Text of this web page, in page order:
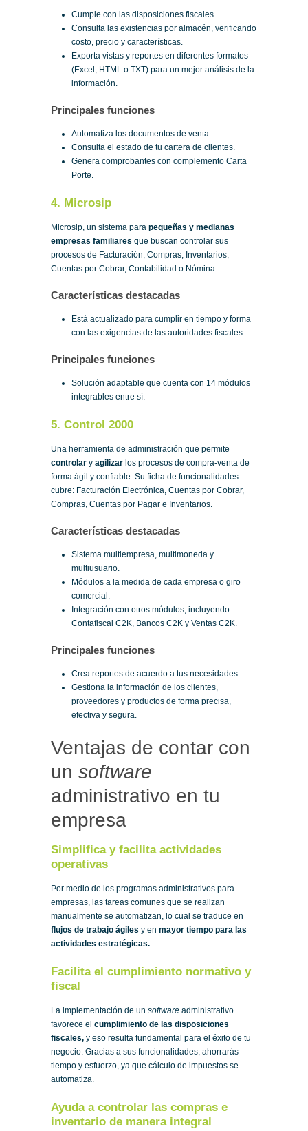
Cumple con las disposiciones fiscales.
Consulta las existencias por almacén, verificando
costo, precio y características.
Exporta vistas y reportes en diferentes formatos
(Excel, HTML o TXT) para un mejor análisis de la
información.
Principales funciones
Automatiza los documentos de venta.
Consulta el estado de tu cartera de clientes.
Genera comprobantes con complemento Carta
Porte.
4. Microsip
Microsip, un sistema para pequeñas y medianas
empresas familiares que buscan controlar sus
procesos de Facturación, Compras, Inventarios,
Cuentas por Cobrar, Contabilidad o Nómina.
Características destacadas
Está actualizado para cumplir en tiempo y forma
con las exigencias de las autoridades fiscales.
Principales funciones
Solución adaptable que cuenta con 14 módulos
integrables entre sí.
5. Control 2000
Una herramienta de administración que permite
controlar y agilizar los procesos de compra-venta de
forma ágil y confiable. Su ficha de funcionalidades
cubre: Facturación Electrónica, Cuentas por Cobrar,
Compras, Cuentas por Pagar e Inventarios.
Características destacadas
Sistema multiempresa, multimoneda y
multiusuario.
Módulos a la medida de cada empresa o giro
comercial.
Integración con otros módulos, incluyendo
Contafiscal C2K, Bancos C2K y Ventas C2K.
Principales funciones
Crea reportes de acuerdo a tus necesidades.
Gestiona la información de los clientes,
proveedores y productos de forma precisa,
efectiva y segura.
Ventajas de contar con
un software
administrativo en tu
empresa
Simplifica y facilita actividades
operativas
Por medio de los programas administrativos para
empresas, las tareas comunes que se realizan
manualmente se automatizan, lo cual se traduce en
flujos de trabajo ágiles y en mayor tiempo para las
actividades estratégicas.
Facilita el cumplimiento normativo y
fiscal
La implementación de un software administrativo
favorece el cumplimiento de las disposiciones
fiscales, y eso resulta fundamental para el éxito de tu
negocio. Gracias a sus funcionalidades, ahorrarás
tiempo y esfuerzo, ya que cálculo de impuestos se
automatiza.
Ayuda a controlar las compras e
inventario de manera integral